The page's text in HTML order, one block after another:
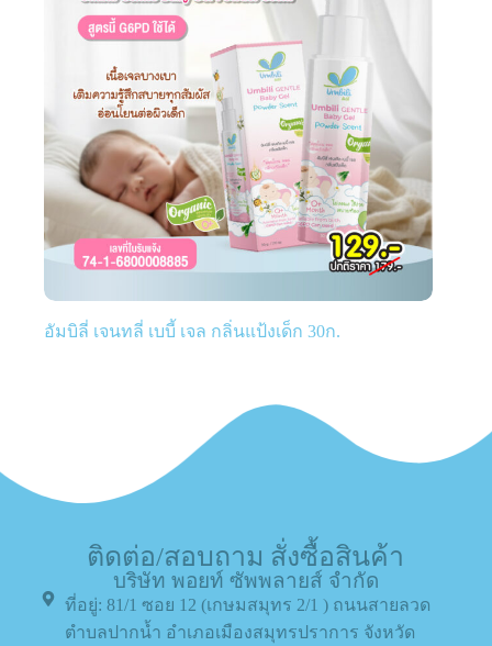
อัมบิลี่ เจนทลี่ เบบี้ เจล กลิ่นแป้งเด็ก 30ก.
ติดต่อ/สอบถาม สั่งซื้อสินค้า
บริษัท พอยท์ ซัพพลายส์ จำกัด
ที่อยู่: 81/1 ซอย 12 (เกษมสมุทร 2/1 ) ถนนสายลวด
ตำบลปากน้ำ อำเภอเมืองสมุทรปราการ จังหวัด